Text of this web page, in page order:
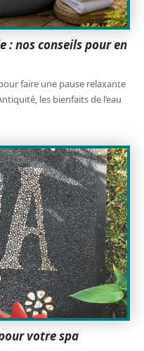
: nos conseils pour en
faire une pause relaxante
les bienfaits de l’eau
votre spa